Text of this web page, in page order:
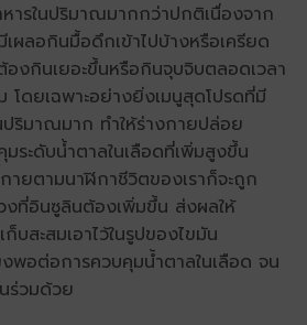
ารในปริมาณมากกว่าปกติเนื่องจาก
ผลอกินมื้อดึกเข้าไปบ้างหรือเครียด
งกินเยอะขึ้นหรือกินจุบจิบตลอดเวลา
โดยเฉพาะอย่างยิ่งเมนูสุดโปรดที่มี
ปริมาณมาก ทำให้ร่างกายปล่อย
มระดับน้ําตาลในเลือดที่เพิ่มสูงขึ้น
ายตามนาฬิกาชีวิตของเราก็จะถูก
งที่อินซูลินต้องเพิ่มขึ้น ส่งผลให้
บสะสมเอาไว้ในรูปของไขมัน
พอต่อการควบคุมน้ำตาลในเลือด จน
ร่วมด้วย